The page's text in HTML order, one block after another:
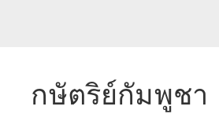
กษัตริย์กัมพูชา